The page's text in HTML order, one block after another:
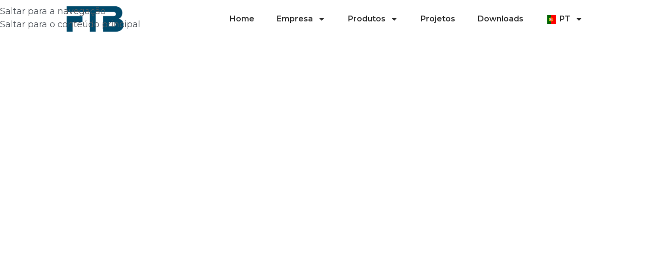
Saltar para a navegação
Saltar para o conteúdo principal
Home Empresa Produtos Projetos Downloads PT